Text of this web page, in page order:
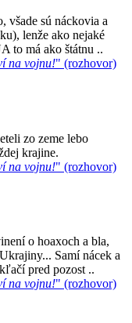
všade sú náckovia a
lenže ako nejaké
to má ako štátnu ..
na vojnu!" (rozhovor)
zo zeme lebo
krajine.
na vojnu!" (rozhovor)
o hoaxoch a bla,
Samí nácek a
pred pozost ..
na vojnu!" (rozhovor)